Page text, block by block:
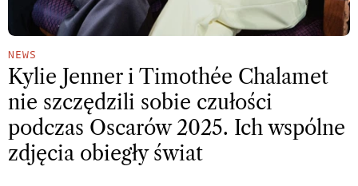
NEWS
Kylie Jenner i Timothée Chalamet
nie szczędzili sobie czułości
podczas Oscarów 2025. Ich wspólne
zdjęcia obiegły świat